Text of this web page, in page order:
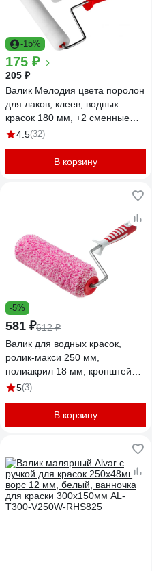
-15%
175 ₽
205 ₽
Валик Мелодия цвета поролон
для лаков, клеев, водных
красок 180 мм, +2 сменные
шубки 180-42+2
4.5(32)
В корзину
-5%
581 ₽612 ₽
Валик для водных красок,
ролик-макси 250 мм,
полиакрил 18 мм, кронштейн 8
мм, ручка двухкомпонентная
5(3)
В корзину